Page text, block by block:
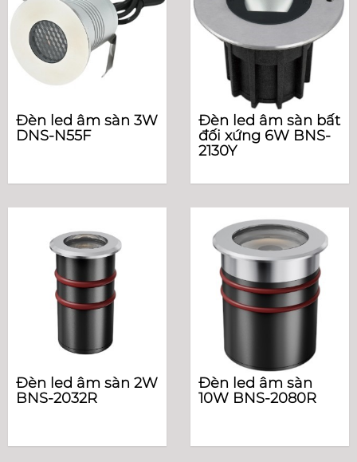
Đèn led âm sàn 3W
DNS-N55F
Đèn led âm sàn bất
đối xứng 6W BNS-
2130Y
Đèn led âm sàn 2W
BNS-2032R
Đèn led âm sàn
10W BNS-2080R